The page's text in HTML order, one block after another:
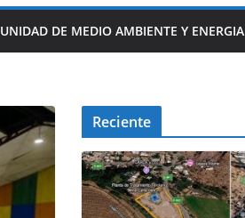
UNIDAD DE MEDIO AMBIENTE Y ENERGIA
Reciente